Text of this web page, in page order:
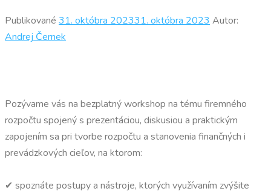
Publikované 31. októbra 202331. októbra 2023 Autor:
Andrej Černek
Pozývame vás na bezplatný workshop na tému firemného
rozpočtu spojený s prezentáciou, diskusiou a praktickým
zapojením sa pri tvorbe rozpočtu a stanovenia finančných i
prevádzkových cieľov, na ktorom:
✔ spoznáte postupy a nástroje, ktorých využívaním zvýšite